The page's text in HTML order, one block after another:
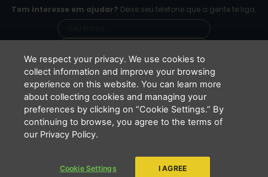
o
o
g
r
m
b
e
Tem interesse em ajudar? Deixe seu telefone que a gente te liga.
Li e concordo que minhas informações serão
tratadas de acordo com oAviso de Privacidade
da LBV
ENVIAR
Copyright 2026 - LBV - Legião da Boa Vontade. Todos os direitos
We respect your privacy. We use cookies to
collect information and improve your browsing
experience on this website. You can learn more
about collecting cookies and managing your
preferences by clicking on “Cookie Settings.” By
continuing to browse, you agree to the terms of
our Privacy Policy.
Cookie Settings I AGREE